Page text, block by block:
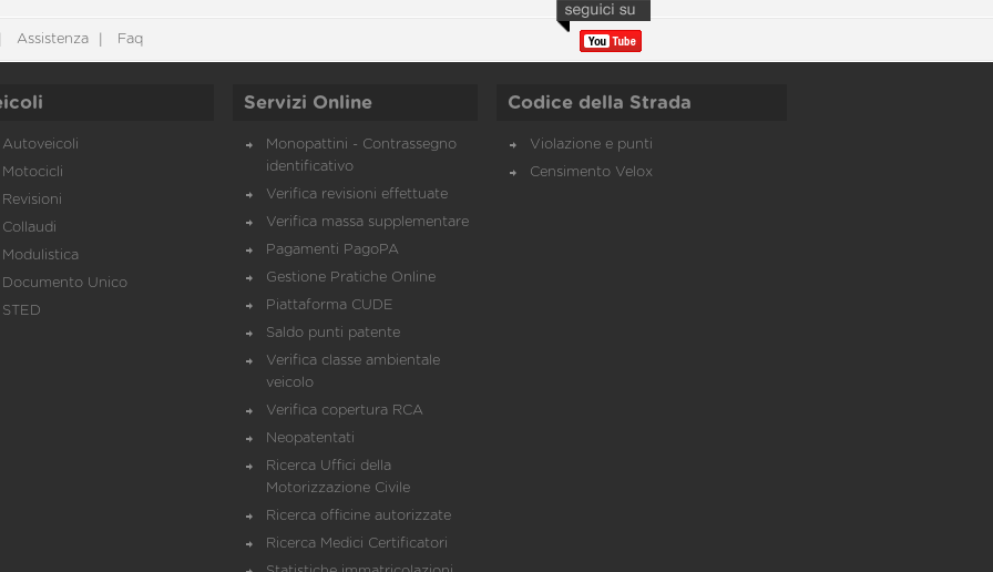
Assistenza Faq
Autoveicoli
Motocicli
Revisioni
Collaudi
Modulistica
Documento Unico
STED
Servizi Online
Monopattini - Contrassegno
identificativo
Verifica revisioni effettuate
Verifica massa supplementare
Pagamenti PagoPA
Gestione Pratiche Online
Piattaforma CUDE
Saldo punti patente
Verifica classe ambientale
veicolo
Verifica copertura RCA
Neopatentati
Ricerca Uffici della
Motorizzazione Civile
Ricerca officine autorizzate
Ricerca Medici Certificatori
Codice della Strada
Violazione e punti
Censimento Velox